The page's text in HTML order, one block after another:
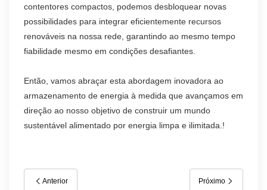
contentores compactos, podemos desbloquear novas
possibilidades para integrar eficientemente recursos
renováveis na nossa rede, garantindo ao mesmo tempo
fiabilidade mesmo em condições desafiantes.
Então, vamos abraçar esta abordagem inovadora ao
armazenamento de energia à medida que avançamos em
direção ao nosso objetivo de construir um mundo
sustentável alimentado por energia limpa e ilimitada.!
Anterior Próximo